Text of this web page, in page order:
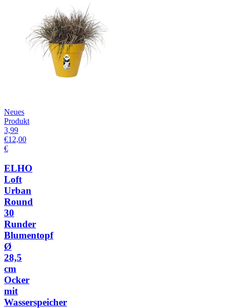
Neues
Produkt
3,99
€12,00
€
ELHO
Loft
Urban
Round
30
Runder
Blumentopf
Ø
28,5
cm
Ocker
mit
Wasserspeicher